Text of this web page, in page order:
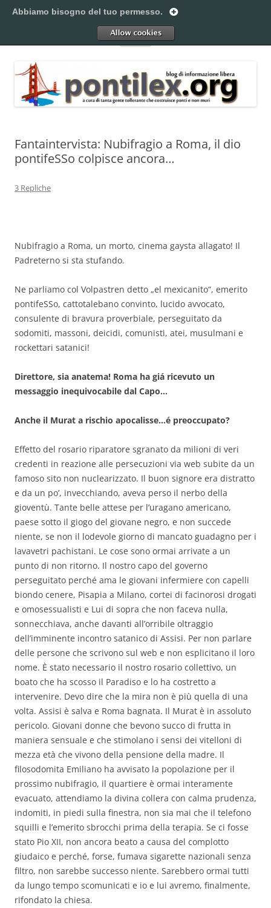
al
Pontilex
Menu
Fantaintervista: Nubifragio a Roma, il dio
pontifeSSo colpisce ancora…
3 Repliche
Nubifragio a Roma, un morto, cinema gaysta allagato! Il
Padreterno si sta stufando.
Ne parliamo col Volpastren detto „el mexicanito“, emerito
pontifeSSo, cattotalebano convinto, lucido avvocato,
consulente di bravura proverbiale, perseguitato da
sodomiti, massoni, deicidi, comunisti, atei, musulmani e
rockettari satanici!
Direttore, sia anatema! Roma ha giá ricevuto un
messaggio inequivocabile dal Capo…
Anche il Murat a rischio apocalisse…é preoccupato?
Effetto del rosario riparatore sgranato da milioni di veri
credenti in reazione alle persecuzioni via web subite da un
famoso sito non nuclearizzato. Il buon signore era distratto
e da un po’, invecchiando, aveva perso il nerbo della
gioventù. Tante belle attese per l’uragano americano,
paese sotto il giogo del giovane negro, e non succede
niente, se non il lodevole giorno di mancato guadagno per i
lavavetri pachistani. Le cose sono ormai arrivate a un
punto di non ritorno. Il nostro capo del governo
perseguitato perché ama le giovani infermiere con capelli
biondo cenere, Pisapia a Milano, cortei di facinorosi drogati
e omosessualisti e Lui di sopra che non faceva nulla,
sonnecchiava, anche davanti all’orribile oltraggio
dell’imminente incontro satanico di Assisi. Per non parlare
delle persone che scrivono sul web e non esplicitano il loro
nome. È stato necessario il nostro rosario collettivo, un
boato che ha scosso il Paradiso e lo ha costretto a
intervenire. Devo dire che la mira non è più quella di una
volta. Assisi è salva e Roma bagnata. Il Murat è in assoluto
pericolo. Giovani donne che bevono succo di frutta in
maniera sensuale e che stimolano i sensi dei vitelloni di
mezza età che vivono della pensione della madre. Il
filosodomita Emiliano ha avvisato la popolazione per il
prossimo nubifragio, il quartiere è ormai interamente
evacuato, attendiamo la divina collera con calma prudenza,
indomiti, in piedi sulla finestra, non sia mai che il telefono
squilli e l’emerito sbrocchi prima della terapia. Se ci fosse
stato Pio XII, non ancora beato a causa del complotto
giudaico e perché, forse, fumava sigarette nazionali senza
filtro, non sarebbe successo niente. Sarebbero ormai tutti
da lungo tempo scomunicati e io e lui avremo, finalmente,
rifondato la chiesa.
Abbiamo bisogno del tuo permesso.